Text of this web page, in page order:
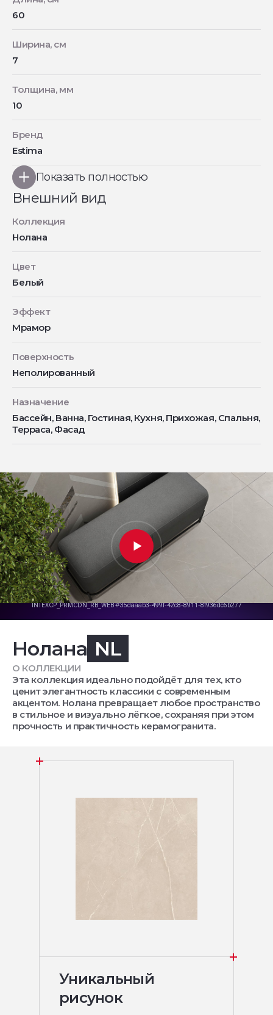
60
Ширина, см
7
Толщина, мм
10
Бренд
Estima
Показать полностью
Внешний вид
Коллекция
Нолана
Цвет
Белый
Эффект
Мрамор
Поверхность
Неполированный
Назначение
Бассейн, Ванна, Гостиная, Кухня, Прихожая, Спальня,
Терраса, Фасад
Нолана NL
О КОЛЛЕКЦИИ
Эта коллекция идеально подойдёт для тех, кто
ценит элегантность классики с современным
акцентом. Нолана превращает любое пространство
в стильное и визуально лёгкое, сохраняя при этом
прочность и практичность керамогранита.
Уникальный
рисунок